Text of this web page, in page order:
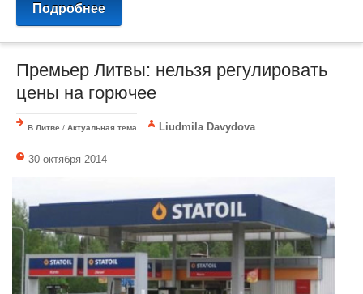
Подробнее
Премьер Литвы: нельзя регулировать
цены на горючее
В Литве / Актуальная тема Liudmila Davydova
30 октября 2014